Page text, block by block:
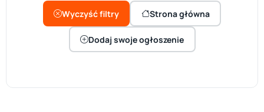
Wyczyść filtry Strona główna
Dodaj swoje ogłoszenie